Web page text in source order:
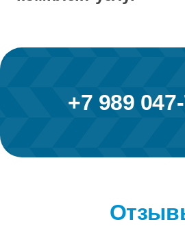
+7 989